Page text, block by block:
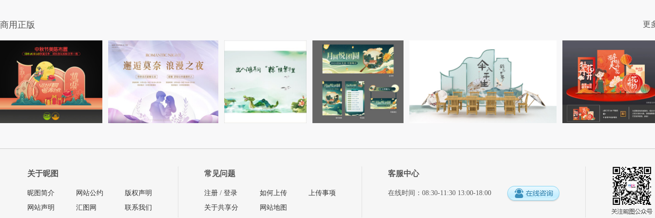
商用正版 更
关于昵图
昵图简介
网站声明
网站公约
汇图网
版权声明
联系我们
常见问题
注册 / 登录
关于共享分
如何上传
网站地图
上传事项
客服中心
在线时间：08:30-11:30 13:00-18:00